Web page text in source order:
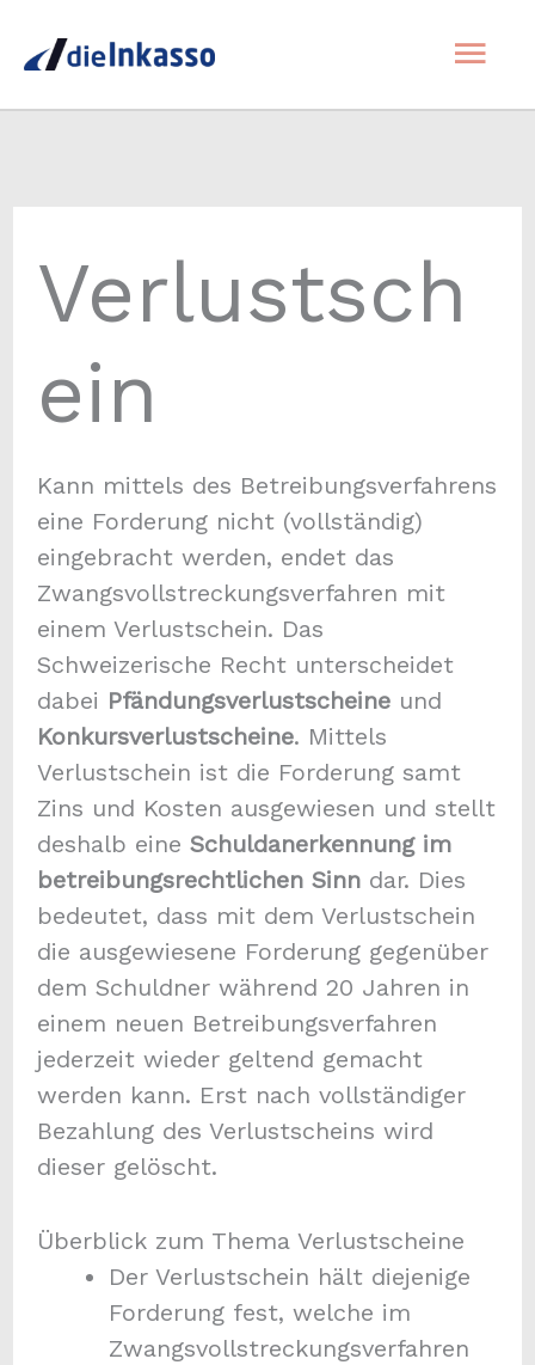
Inhalt
Verlustsch
ein
Kann mittels des Betreibungsverfahrens
eine Forderung nicht (vollständig)
eingebracht werden, endet das
Zwangsvollstreckungsverfahren mit
einem Verlustschein. Das
Schweizerische Recht unterscheidet
dabei Pfändungsverlustscheineund
Konkursverlustscheine. Mittels
Verlustschein ist die Forderung samt
Zins und Kosten ausgewiesen und stellt
deshalb eine Schuldanerkennung im
betreibungsrechtlichen Sinndar. Dies
bedeutet, dass mit dem Verlustschein
die ausgewiesene Forderung gegenüber
dem Schuldner während 20 Jahren in
einem neuen Betreibungsverfahren
jederzeit wieder geltend gemacht
werden kann. Erst nach vollständiger
Bezahlung des Verlustscheins wird
dieser gelöscht.
Überblick zum Thema Verlustscheine
Der Verlustschein hält diejenige
Forderung fest, welche im
Zwangsvollstreckungsverfahren